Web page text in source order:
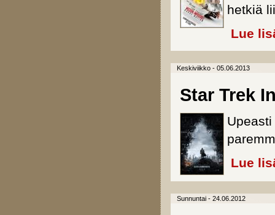
hetkiä
Lue
Keskiviikko - 05.06.2013
Star Trek
Lue
Sunnuntai - 24.06.2012